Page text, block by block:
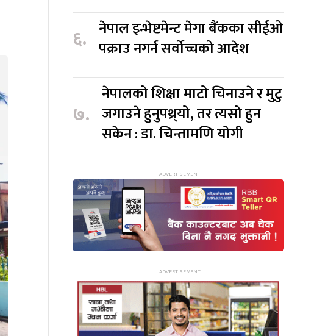
६. नेपाल इन्भेष्टमेन्ट मेगा बैंकका सीईओ
पक्राउ नगर्न सर्वोच्चको आदेश
७.
नेपालको शिक्षा माटो चिनाउने र मुटु
जगाउने हुनुपथ्र्यो, तर त्यसो हुन
सकेन : डा. चिन्तामणि योगी